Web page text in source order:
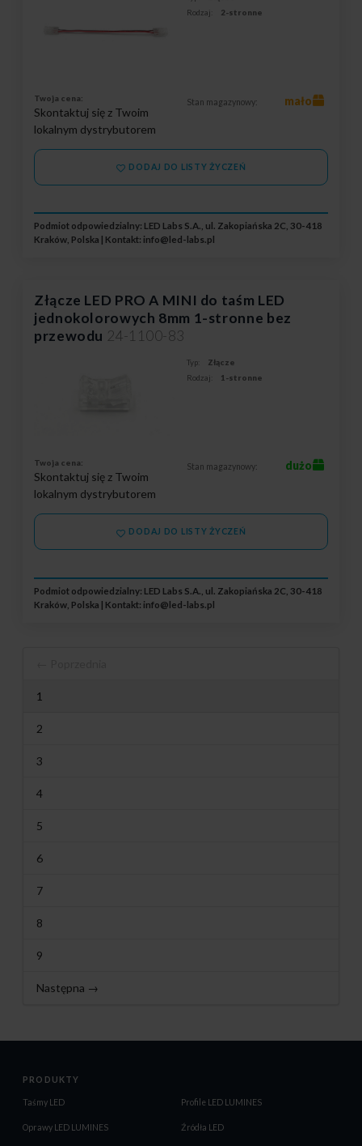
Rodzaj:
2-stronne
Twoja cena:
Skontaktuj się z Twoim
lokalnym dystrybutorem
Stan magazynowy: mało
DODAJ DO LISTY ŻYCZEŃ
Podmiot odpowiedzialny: LED Labs S.A., ul. Zakopiańska 2C, 30-418
Kraków, Polska | Kontakt: info@led-labs.pl
Złącze LED PRO A MINI do taśm LED
jednokolorowych 8mm 1-stronne bez
przewodu 24-1100-83
Typ:
Złącze
Rodzaj:
1-stronne
Twoja cena:
Skontaktuj się z Twoim
lokalnym dystrybutorem
Stan magazynowy: dużo
DODAJ DO LISTY ŻYCZEŃ
Podmiot odpowiedzialny: LED Labs S.A., ul. Zakopiańska 2C, 30-418
Kraków, Polska | Kontakt: info@led-labs.pl
1
2
3
4
5
6
7
8
9
Następna →
PRODUKTY
Taśmy LED Profile LED LUMINES
Oprawy LED LUMINES Źródła LED